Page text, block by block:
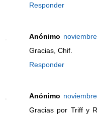
Responder
Anónimo
Gracias, Chif.
Responder
Anónimo
Gracias por Triff y